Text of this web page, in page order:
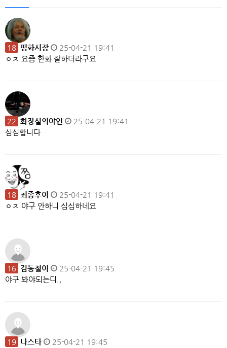
18 평화시장
25-04-21 19:41
ㅇㅈ 요즘 한화 잘하더라구요
22 화장실의야인
25-04-21 19:41
심심합니다
18 최종후이
25-04-21 19:41
ㅇㅈ 야구 안하니 심심하네요
16 김동철이
25-04-21 19:45
야구 봐야되는디..
19 나스타
25-04-21 19:45